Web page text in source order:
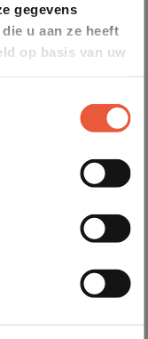
gegevens
u aan ze heeft
op basis van uw